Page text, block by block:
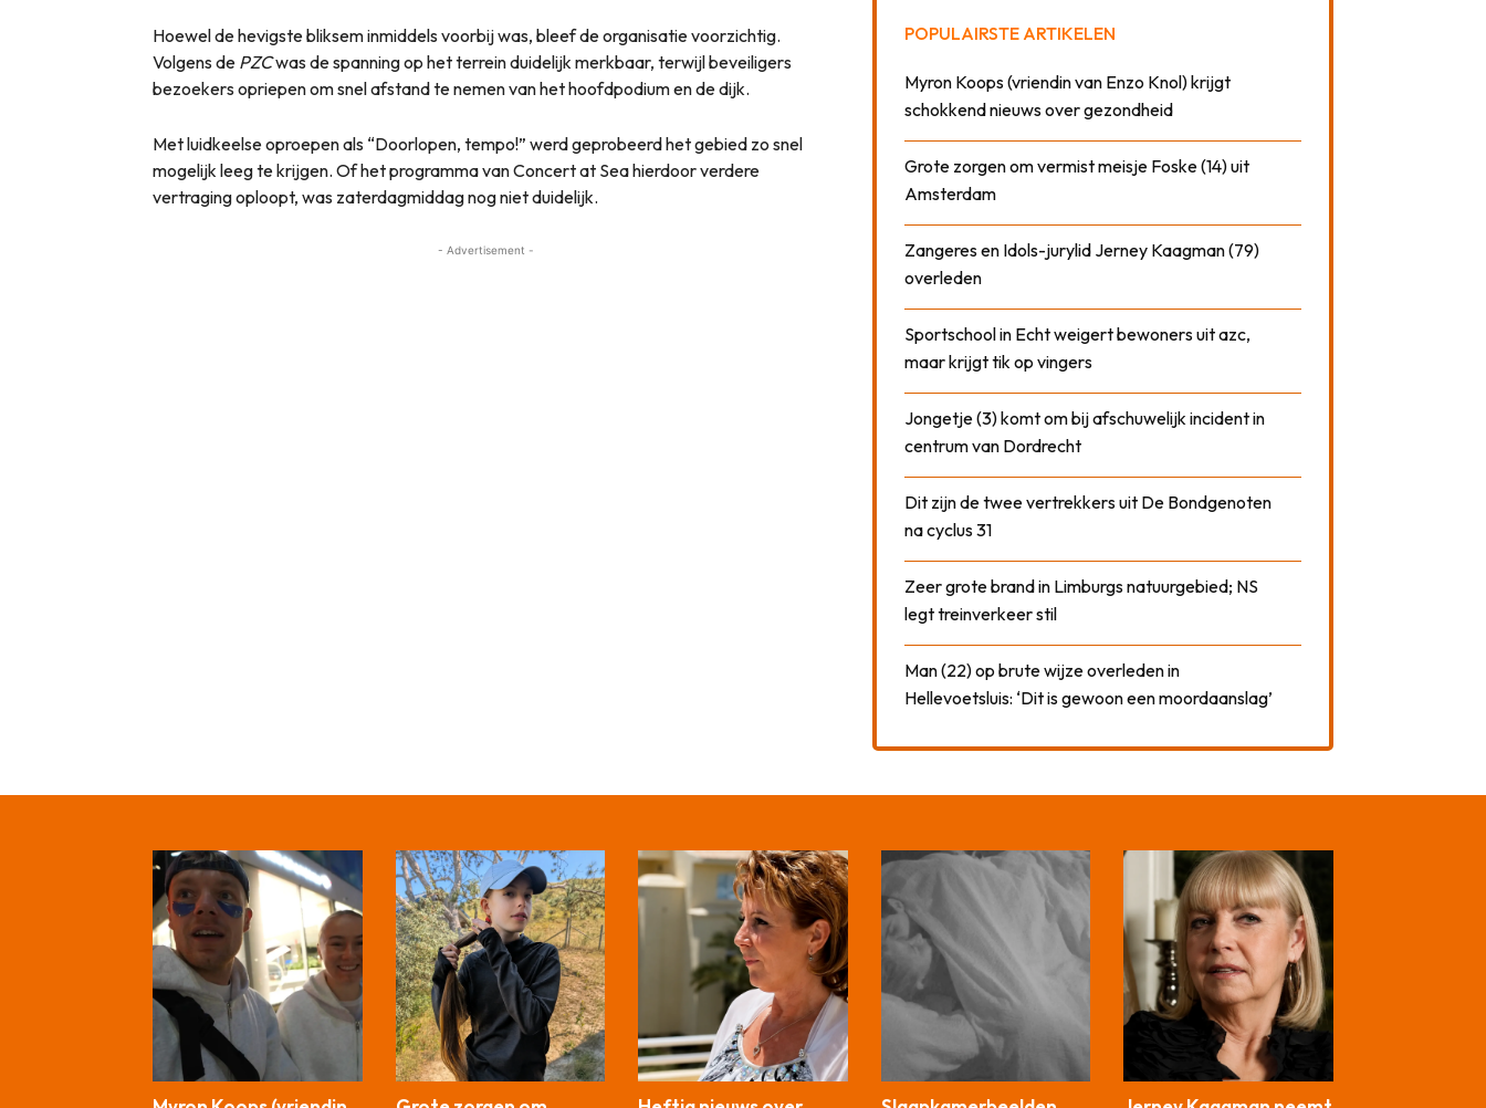
Hoewel de hevigste bliksem inmiddels voorbij was, bleef de organisatie voorzichtig.
Volgens de PZCwas de spanning op het terrein duidelijk merkbaar, terwijl beveiligers
bezoekers opriepen om snel afstand te nemen van het hoofdpodium en de dijk.
Met luidkeelse oproepen als “Doorlopen, tempo!” werd geprobeerd het gebied zo snel
mogelijk leeg te krijgen. Of het programma van Concert at Sea hierdoor verdere
vertraging oploopt, was zaterdagmiddag nog niet duidelijk.
- Advertisement -
POPULAIRSTE ARTIKELEN
Myron Koops (vriendin van Enzo Knol) krijgt
schokkend nieuws over gezondheid
Grote zorgen om vermist meisje Foske (14) uit
Amsterdam
Zangeres en Idols-jurylid Jerney Kaagman (79)
overleden
Sportschool in Echt weigert bewoners uit azc,
maar krijgt tik op vingers
Jongetje (3) komt om bij afschuwelijk incident in
centrum van Dordrecht
Dit zijn de twee vertrekkers uit De Bondgenoten
na cyclus 31
Zeer grote brand in Limburgs natuurgebied; NS
legt treinverkeer stil
Man (22) op brute wijze overleden in
Hellevoetsluis: ‘Dit is gewoon een moordaanslag’